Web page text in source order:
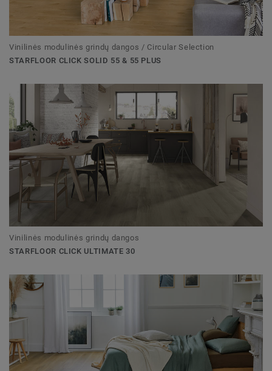
Vinilinės modulinės grindų dangos / Circular Selection
STARFLOOR CLICK SOLID 55 & 55 PLUS
Vinilinės modulinės grindų dangos
STARFLOOR CLICK ULTIMATE 30